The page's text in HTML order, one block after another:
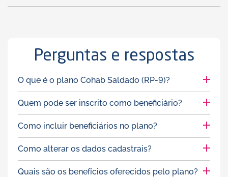
Perguntas e respostas
O que é o plano Cohab Saldado (RP-9)?
Quem pode ser inscrito como beneficiário?
Como incluir beneficiários no plano?
Como alterar os dados cadastrais?
Quais são os benefícios oferecidos pelo plano?